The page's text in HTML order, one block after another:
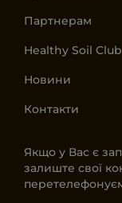
Партнерам
Healthy Soil Club
Новини
Контакти
Якщо у Вас є
залиште свої